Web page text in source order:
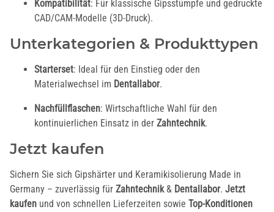
Kompatibilität: Für klassische Gipsstümpfe und gedruckte
CAD/CAM-Modelle (3D-Druck).
Unterkategorien & Produkttypen
Starterset: Ideal für den Einstieg oder den
Materialwechsel im Dentallabor.
Nachfüllflaschen: Wirtschaftliche Wahl für den
kontinuierlichen Einsatz in der Zahntechnik.
Jetzt kaufen
Sichern Sie sich Gipshärter und Keramikisolierung Made in
Germany – zuverlässig für Zahntechnik& Dentallabor. Jetzt
kaufen und von schnellen Lieferzeiten sowie Top-Konditionen